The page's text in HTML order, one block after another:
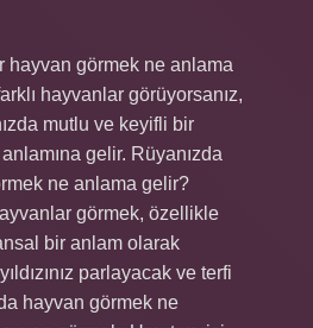
hayvan görmek ne anlama
hayvanlar görüyorsanız,
mutlu ve keyifli bir
gelir. Rüyanızda
ne anlama gelir?
görmek, özellikle
bir anlam olarak
parlayacak ve terfi
hayvan görmek ne